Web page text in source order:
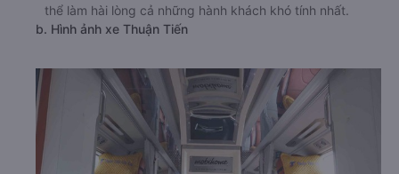
thể làm hài lòng cả những hành khách khó tính nhất.
b. Hình ảnh xe Thuận Tiến